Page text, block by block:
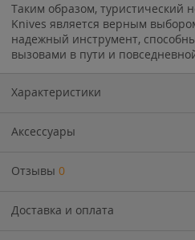
Таким образом, туристический
Knives является верным
надежный инструмент,
вызовами в пути и
Характеристики
Аксессуары
Отзывы 0
Доставка и оплата